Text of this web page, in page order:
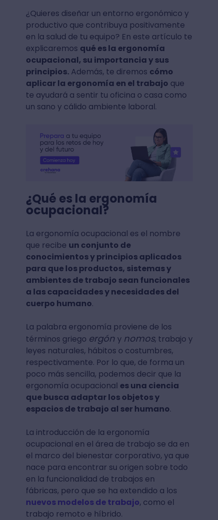
¿Quieres diseñar un entorno ergonómico y
productivo que contribuya positivamente
en la salud de tu equipo? En este artículo te
explicaremos qué es la ergonomía
ocupacional, su importancia y sus
principios.Además, te diremos cómo
aplicar la ergonomía en el trabajo que
te ayudará a sentir tu oficina o casa como
un sano y cálido ambiente laboral.
¿Qué es la ergonomía
ocupacional?
La ergonomía ocupacional es el nombre
que recibe un conjunto de
conocimientos y principios aplicados
para que los productos, sistemas y
ambientes de trabajo sean funcionales
a las capacidades y necesidades del
cuerpo humano.
La palabra ergonomía proviene de los
términos griego ergón y nomos, trabajo y
leyes naturales, hábitos o costumbres,
respectivamente. Por lo que, de forma un
poco más sencilla, podemos decir que la
ergonomía ocupacional es una ciencia
que busca adaptar los objetos y
espacios de trabajo al ser humano.
La introducción de la ergonomía
ocupacional en el área de trabajo se da en
el marco del bienestar corporativo, ya que
nace para encontrar su origen sobre todo
en la funcionalidad de trabajos en
fábricas, pero que se ha extendido a los
nuevos modelos de trabajo, como el
trabajo remoto e híbrido.